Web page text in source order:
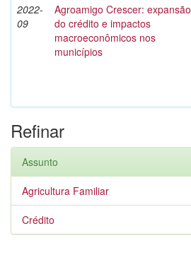
2022-
09
Agroamigo Crescer: expansão
do crédito e impactos
macroeconômicos nos
municípios
Refinar
Assunto
Agricultura Familiar
Crédito